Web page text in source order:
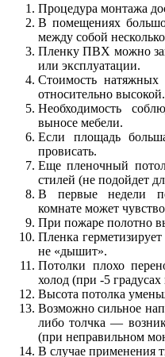
Процедура монтажа
В помещениях
между собой
Пленку ПВХ можно
или эксплуатации.
Стоимость натяжных
относительно высокой.
Необходимость
выносе мебели.
Если площадь
провисать.
Еще пленочный
стилей (не подойдет
В первые недели
комнате может
При пожаре полотно
Пленка
не «дышит».
Потолки плохо
холод (при -5
Высота потолка
Возможно сильное
либо толчка —
(при неправильном
В случае применения